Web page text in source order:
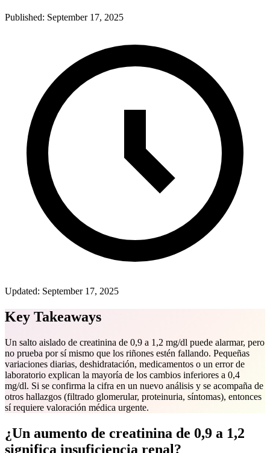
Published: September 17, 2025
Updated: September 17, 2025
Key Takeaways
Un salto aislado de creatinina de 0,9 a 1,2 mg/dl puede alarmar, pero
no prueba por sí mismo que los riñones estén fallando. Pequeñas
variaciones diarias, deshidratación, medicamentos o un error de
laboratorio explican la mayoría de los cambios inferiores a 0,4
mg/dl. Si se confirma la cifra en un nuevo análisis y se acompaña de
otros hallazgos (filtrado glomerular, proteinuria, síntomas), entonces
sí requiere valoración médica urgente.
¿Un aumento de creatinina de 0,9 a 1,2
significa insuficiencia renal?